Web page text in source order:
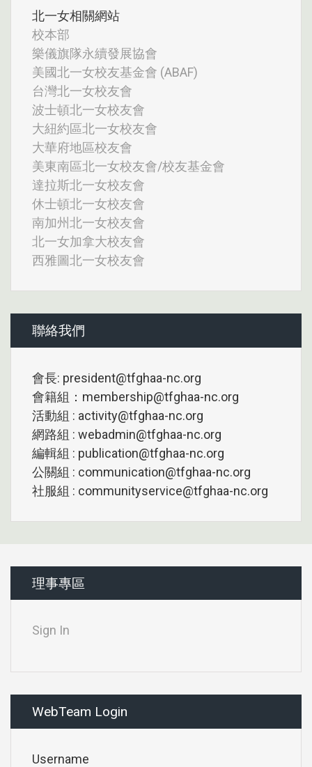
北一女相關網站
校本部
樂儀旗隊永續發展協會
美國北一女校友基金會 (ABAF)
台灣北一女校友會
波士頓北一女校友會
大紐約區北一女校友會
大華府地區校友會
美東南區北一女校友會/校友基金會
達拉斯北一女校友會
休士頓北一女校友會
南加州北一女校友會
北一女加拿大校友會
西雅圖北一女校友會
聯絡我們
會長: president@tfghaa-nc.org
會籍組：membership@tfghaa-nc.org
活動組 : activity@tfghaa-nc.org
網路組 : webadmin@tfghaa-nc.org
編輯組 : publication@tfghaa-nc.org
公關組 : communication@tfghaa-nc.org
社服組 : communityservice@tfghaa-nc.org
理事專區
Sign In
WebTeam Login
Username